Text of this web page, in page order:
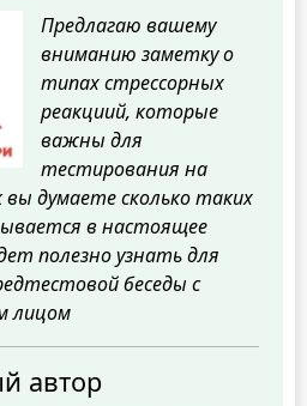
Предлагаю вашему
вниманию заметку о
типах стрессорных
реакциий, которые
важны для
тестирования на
вы думаете сколько таких
в настоящее
полезно узнать для
беседы с
лицом
автор